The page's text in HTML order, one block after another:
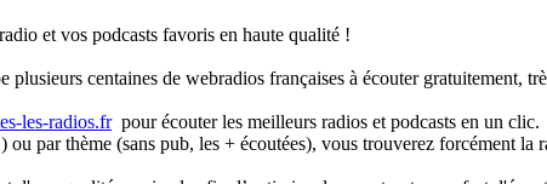
et vos podcasts favoris en haute qualité !
centaines de webradios françaises à écouter gratuitement,
les-radios.frpour écouter les meilleurs radios et podcasts en un clic.
par thème (sans pub, les + écoutées), vous trouverez forcément la